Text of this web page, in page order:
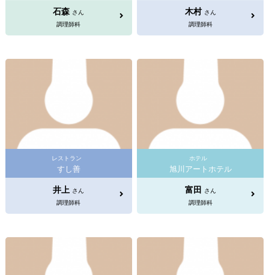
石森 さん
調理師科
木村 さん
調理師科
レストラン
すし善
井上 さん
調理師科
ホテル
旭川アートホテル
富田
さん
調理師科